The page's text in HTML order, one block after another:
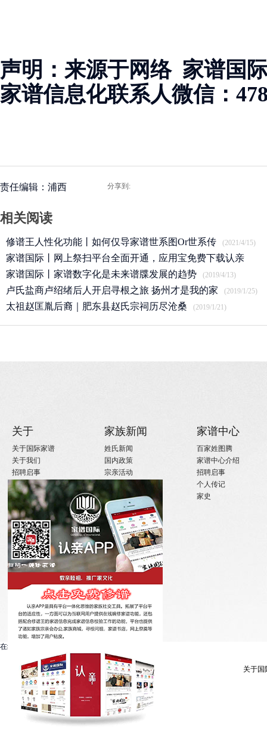
声明：来源于网络 家谱国
家谱信息化联系人微信：
责任编辑：浦西 分享到:
相关阅读
修谱王人性化功能丨如何仅导家谱世系图Or世系传 (2021/4/15)
家谱国际丨网上祭扫平台全面开通，应用宝免费下载认亲
APP
(2020/3/25)
家谱国际丨家谱数字化是未来谱牒发展的趋势 (2019/4/13)
卢氏盐商卢绍绪后人开启寻根之旅 扬州才是我的家 (2019/1/25)
太祖赵匡胤后裔｜肥东县赵氏宗祠历尽沧桑 (2019/1/21)
关于
关于国际家谱
关于我们
招聘启事
实习机会
微信订阅
家族新闻
姓氏新闻
国内政策
宗亲活动
寻亲咨询
家谱中心
百家姓图腾
家谱中心介绍
招聘启事
个人传记
家史
关于国
在线客服系统